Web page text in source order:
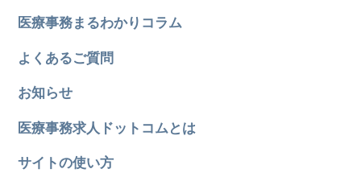
医療事務まるわかりコラム
よくあるご質問
お知らせ
医療事務求人ドットコムとは
サイトの使い方